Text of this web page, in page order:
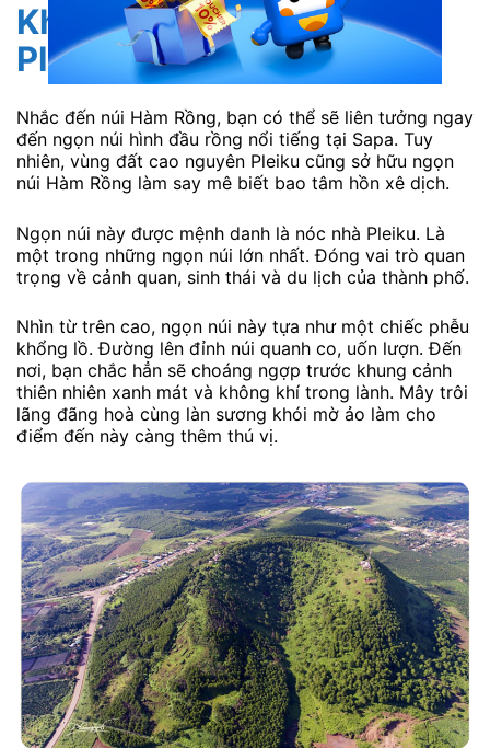
Khám phá núi Hàm Rồng
Pleiku
Nhắc đến núi Hàm Rồng, bạn có thể sẽ liên tưởng ngay
đến ngọn núi hình đầu rồng nổi tiếng tại Sapa. Tuy
nhiên, vùng đất cao nguyên Pleiku cũng sở hữu ngọn
núi Hàm Rồng làm say mê biết bao tâm hồn xê dịch.
Ngọn núi này được mệnh danh là nóc nhà Pleiku. Là
một trong những ngọn núi lớn nhất. Đóng vai trò quan
trọng về cảnh quan, sinh thái và du lịch của thành phố.
Nhìn từ trên cao, ngọn núi này tựa như một chiếc phễu
khổng lồ. Đường lên đỉnh núi quanh co, uốn lượn. Đến
nơi, bạn chắc hẳn sẽ choáng ngợp trước khung cảnh
thiên nhiên xanh mát và không khí trong lành. Mây trôi
lãng đãng hoà cùng làn sương khói mờ ảo làm cho
điểm đến này càng thêm thú vị.